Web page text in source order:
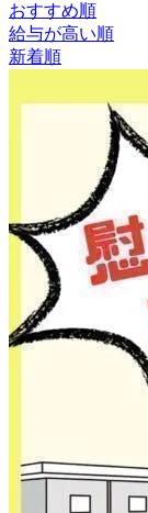
おすすめ順
給与が高い順
新着順